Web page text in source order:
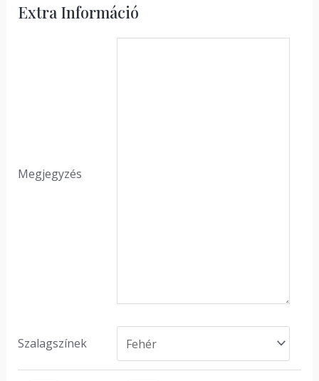
Extra Információ
Megjegyzés
Szalagszínek